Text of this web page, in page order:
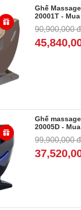
Ghế
20001T -
90,900,000 đ
Ghế
20005D -
99,900,000 đ